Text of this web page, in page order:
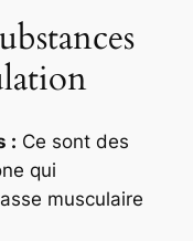
: Ce sont des
qui
musculaire